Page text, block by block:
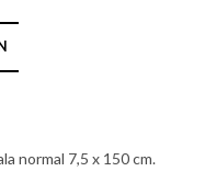
normal 7,5 x 150 cm.